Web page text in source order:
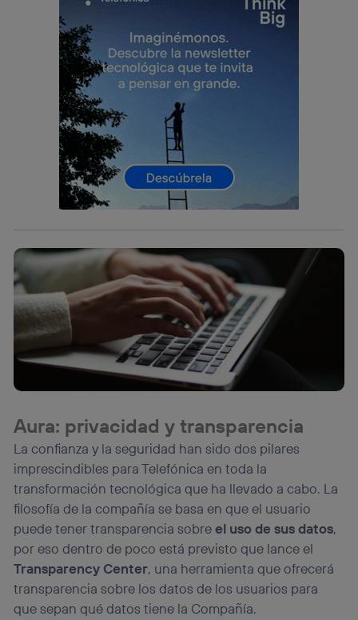
Aura: privacidad y transparencia
La confianza y la seguridad han sido dos pilares
imprescindibles para Telefónica en toda la
transformación tecnológica que ha llevado a cabo. La
filosofía de la compañía se basa en que el usuario
puede tener transparencia sobreel uso de sus datos,
por eso dentro de poco está previsto que lance el
Transparency Center, una herramienta que ofrecerá
transparencia sobre los datos de los usuarios para
que sepan qué datos tiene la Compañía.
(p. ej., número de teléfono móvil).
Este identificador se asigna a la conexión de internet, por
lo que cualquier persona que conecte su dispositivo y
consienta el uso de la tecnología recibirá el mismo
identificador. Típicamente:
Si utilizas una conexión de banda ancha
el marketing o análisis se realizará en función de las
actividades de navegación de los miembros del hogar
que hayan dado su consentimiento.
Si utilizasdatos móviles, el marketing será más
personalizado, ya que se basará únicamente en la
navegación del usuario del móvil.
visitando el portal de privacidad de Utiq
(“consenthub”)
. Para más información, consulta
política de privacidad de Utiq.